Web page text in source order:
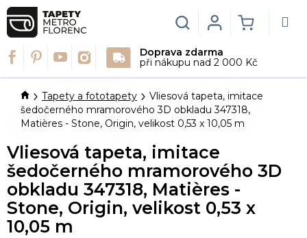
Přejít
na
obsah
Doprava zdarma
při nákupu nad 2 000 Kč
Hledat
KOŠÍK
Login
DomůTapety a fototapety
Vliesová tapeta, imitace
šedočerného mramorového 3D obkladu 347318,
Matières - Stone, Origin, velikost 0,53 x 10,05 m
Vliesová tapeta, imitace
šedočerného mramorového 3D
obkladu 347318, Matières -
Stone, Origin, velikost 0,53 x
10,05 m